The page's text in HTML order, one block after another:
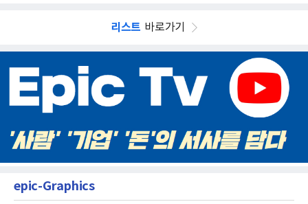
리스트 바로가기
epic-Graphics